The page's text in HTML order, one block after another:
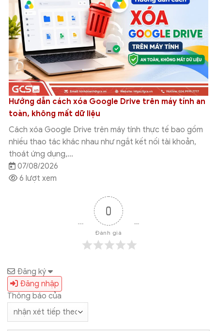
Drive trên máy tính an
tính thực tế bao gồm
ngắt kết nối tài khoản,
Tích hợp Google Drive với
Tích hợp Google Drive với
đưa tài liệu đang lưu trên
0
Đánh giá
Đăng ký
Đăng nhập
Thông báo của